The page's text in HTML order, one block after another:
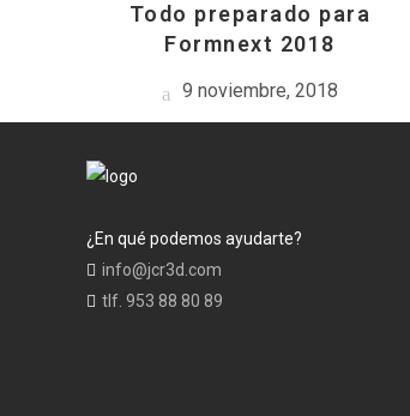
Todo preparado para
Formnext 2018
9 noviembre, 2018
¿En qué podemos ayudarte?
info@jcr3d.com
tlf. 953 88 80 89